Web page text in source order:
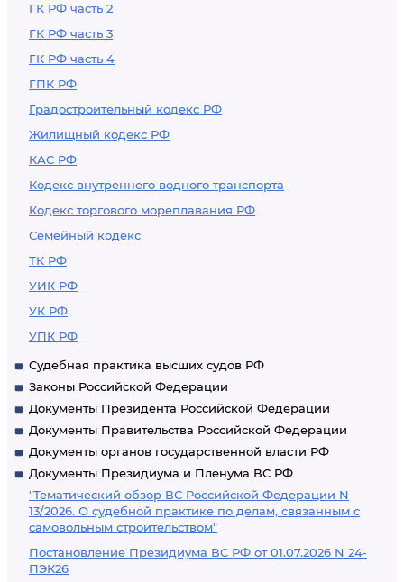
ГК РФ часть 2
ГК РФ часть 3
ГК РФ часть 4
ГПК РФ
Градостроительный кодекс РФ
Жилищный кодекс РФ
КАС РФ
Кодекс внутреннего водного транспорта
Кодекс торгового мореплавания РФ
Семейный кодекс
ТК РФ
УИК РФ
УК РФ
УПК РФ
Судебная практика высших судов РФ
Законы Российской Федерации
Документы Президента Российской Федерации
Документы Правительства Российской Федерации
Документы органов государственной власти РФ
Документы Президиума и Пленума ВС РФ
"Тематический обзор ВС Российской Федерации N
13/2026. О судебной практике по делам, связанным с
самовольным строительством"
Постановление Президиума ВС РФ от 01.07.2026 N 24-
ПЭК26